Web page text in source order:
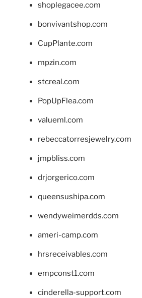
shoplegacee.com
bonvivantshop.com
CupPlante.com
mpzin.com
stcreal.com
PopUpFlea.com
valueml.com
rebeccatorresjewelry.com
jmpbliss.com
drjorgerico.com
queensushipa.com
wendyweimerdds.com
ameri-camp.com
hrsreceivables.com
empconst1.com
cinderella-support.com